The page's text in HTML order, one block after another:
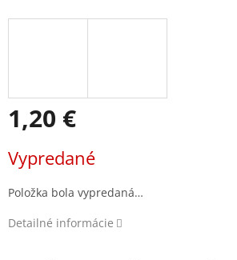
1,20 €
cena:
Vypredané
Položka bola vypredaná…
Detailné informácie